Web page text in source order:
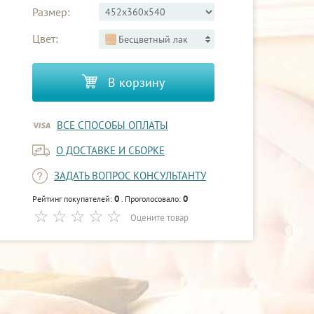
Размер:
Цвет:
Бесцветный лак
В корзину
ВСЕ СПОСОБЫ ОПЛАТЫ
О ДОСТАВКЕ И СБОРКЕ
ЗАДАТЬ ВОПРОС КОНСУЛЬТАНТУ
Рейтинг покупателей: 0 . Проголосовало: 0
Оцените товар